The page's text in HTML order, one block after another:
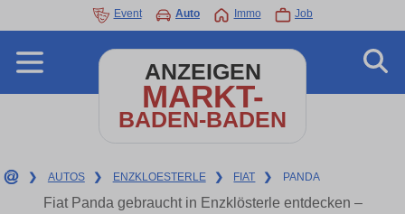
Event Auto Immo Job
ANZEIGEN
MARKT-
BADEN-BADEN
❯ AUTOS ❯ ENZKLOESTERLE ❯ FIAT ❯ PANDA
Fiat Panda gebraucht in Enzklösterle entdecken –